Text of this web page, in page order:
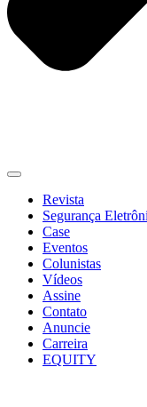
Revista
Segurança
Case
Eventos
Colunistas
Vídeos
Assine
Contato
Anuncie
Carreira
EQUITY